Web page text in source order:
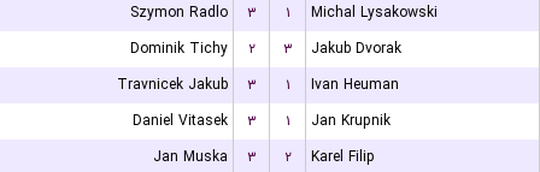
Szymon Radlo
۳ ۱
Michal Lysakowski
Dominik Tichy
۲ ۳
Jakub Dvorak
Travnicek Jakub
۳ ۱
Ivan Heuman
Daniel Vitasek
۳ ۱
Jan Krupnik
Jan Muska
۳ ۲
Karel Filip